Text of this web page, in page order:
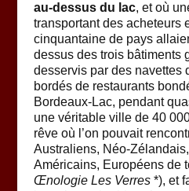
au-dessus du lac, et où
transportant des acheteurs
cinquantaine de pays
dessus des trois bâtiments
desservis par des navettes
bordés de restaurants
Bordeaux-Lac, pendant
une véritable ville de 40
rêve où l’on pouvait
Australiens, Néo-
Américains, Européens de
Œnologie Les Verres*), et